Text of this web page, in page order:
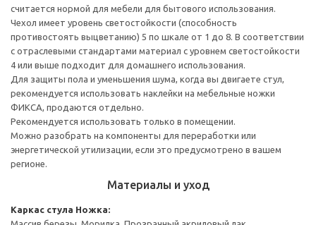
считается нормой для мебели для бытового использования.
Чехол имеет уровень светостойкости (способность
противостоять выцветанию) 5 по шкале от 1 до 8. В соответствии
с отраслевыми стандартами материал с уровнем светостойкости
4 или выше подходит для домашнего использования.
Для защиты пола и уменьшения шума, когда вы двигаете стул,
рекомендуется использовать наклейки на мебельные ножки
ФИКСА, продаются отдельно.
Рекомендуется использовать только в помещении.
Можно разобрать на компоненты для переработки или
энергетической утилизации, если это предусмотрено в вашем
регионе.
Материалы и уход
Каркас стула Ножка: